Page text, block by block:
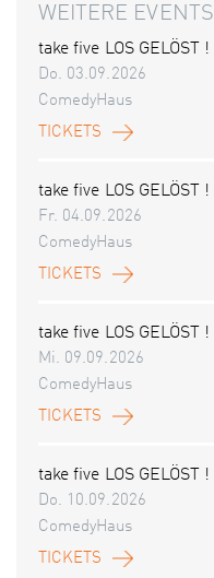
WEITERE EVENTS
take five LOS GELÖST !
Do. 03.09.2026
ComedyHaus
TICKETS
take five LOS GELÖST !
Fr. 04.09.2026
ComedyHaus
TICKETS
take five LOS GELÖST !
Mi. 09.09.2026
ComedyHaus
TICKETS
take five LOS GELÖST !
Do. 10.09.2026
ComedyHaus
TICKETS